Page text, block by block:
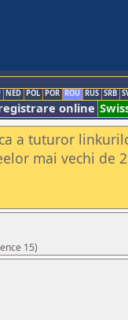
NED POL POR ROU RUS SRB
online
a tuturor
mai vechi de
15)